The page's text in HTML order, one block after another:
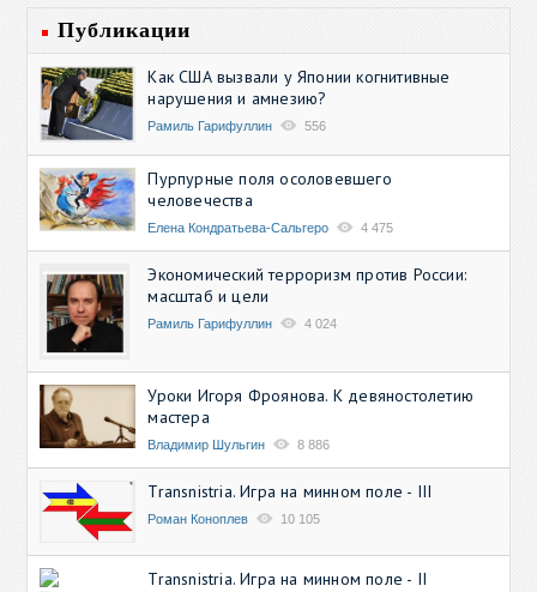
Публикации
Как США вызвали у Японии когнитивные
нарушения и амнезию?
Рамиль Гарифуллин 556
Пурпурные поля осоловевшего
человечества
Елена Кондратьева-Сальгеро 4 475
Экономический терроризм против России:
масштаб и цели
Рамиль Гарифуллин 4 024
Уроки Игоря Фроянова. К девяностолетию
мастера
Владимир Шульгин 8 886
Transnistria. Игра на минном поле - III
Роман Коноплев 10 105
Transnistria. Игра на минном поле - II